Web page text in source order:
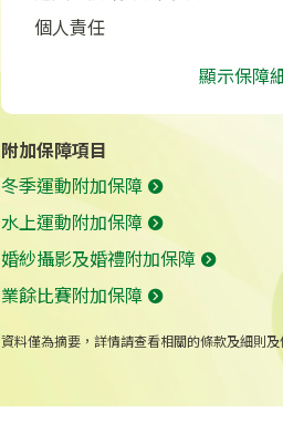
個人責任
顯示保障
附加保障項目
冬季運動附加保障
水上運動附加保障
婚紗攝影及婚禮附加保障
業餘比賽附加保障
資料僅為摘要，詳情請查看相關的條款及細則及